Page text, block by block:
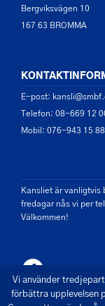
Bergviksvägen 10
167 63 BROMMA
E-post:
Telefon: 08-669 12
Mobil: 076-943 15 88
Kansliet är
fredagar nås vi per
Välkommen!
Vi använder
förbättra upplevelsen